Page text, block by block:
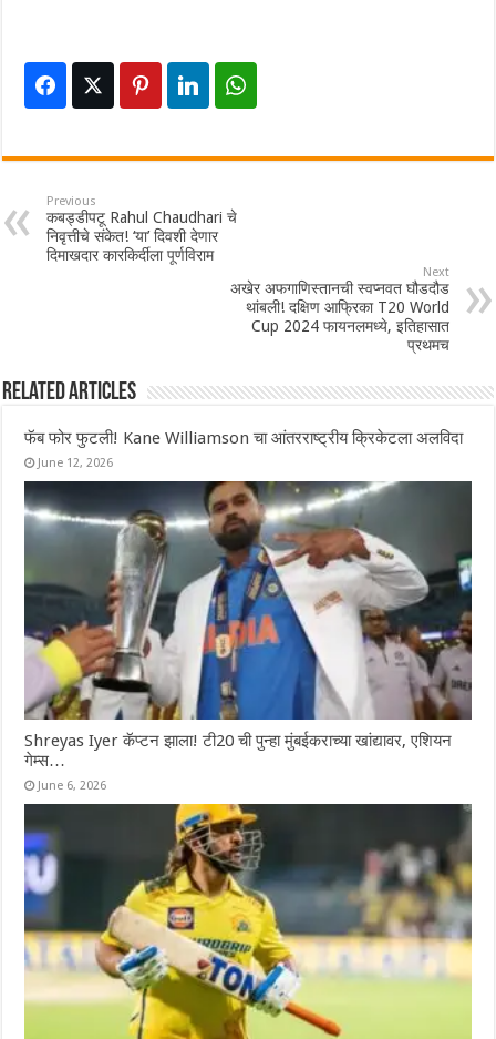
Previous
कबड्डीपटू Rahul Chaudhari चे
निवृत्तीचे संकेत! ‘या’ दिवशी देणार
दिमाखदार कारकिर्दीला पूर्णविराम
Next
अखेर अफगाणिस्तानची स्वप्नवत घौडदौड
थांबली! दक्षिण आफ्रिका T20 World
Cup 2024 फायनलमध्ये, इतिहासात
प्रथमच
Related Articles
फॅब फोर फुटली! Kane Williamson चा आंतरराष्ट्रीय क्रिकेटला अलविदा
June 12, 2026
Shreyas Iyer कॅप्टन झाला! टी20 ची पुन्हा मुंबईकराच्या खांद्यावर, एशियन
गेम्स…
June 6, 2026